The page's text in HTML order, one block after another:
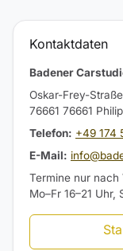
Kontaktdaten
Badener
Oskar-Frey-
76661 76661
Telefon: +49 174
E-Mail:
Termine nur nach
Mo–Fr 16–21 Uhr,